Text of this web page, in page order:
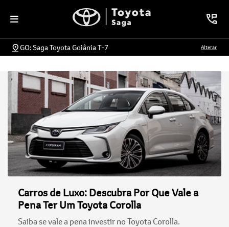
GO: Saga Toyota Goiânia T-7 Alterar
Carros de Luxo: Descubra Por Que Vale a
Pena Ter Um Toyota Corolla
Saiba se vale a pena investir no Toyota Corolla.